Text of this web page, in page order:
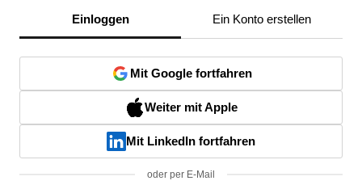
Einloggen Ein Konto erstellen
Mit Google fortfahren
Weiter mit Apple
Mit LinkedIn fortfahren
oder per E-Mail